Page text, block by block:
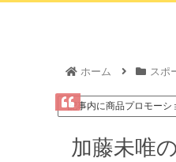
ホーム スポ
記事内に商品プロモーシ
加藤未唯